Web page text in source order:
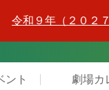
令和９年（２０２
ント 劇場カ